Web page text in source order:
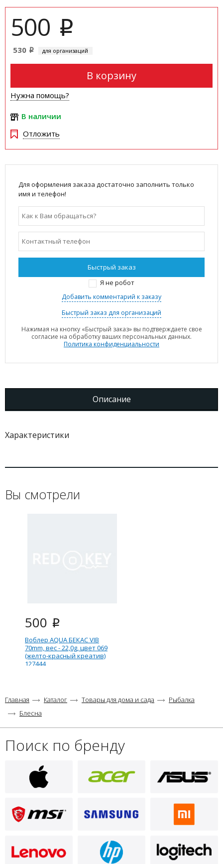
500 i
530 i для организаций
В корзину
Нужна помощь?
В наличии
Отложить
Для оформления заказа достаточно заполнить только
имя и телефон!
Я не робот
Добавить комментарий к заказу
Быстрый заказ для организаций
Нажимая на кнопку «Быстрый заказ» вы подтверждаете свое
согласие на обработку ваших персональных данных.
Политика конфиденциальности
Описание
Характеристики
Вы смотрели
500 i
Воблер AQUA БЕКАС VIB
70mm, вес - 22,0g, цвет 069
(желто-красный креатив)
127444
Главная Каталог Товары для дома и сада
Рыбалка
Блесна
Поиск по бренду